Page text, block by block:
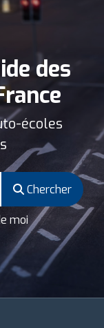
des
écoles
Chercher
moi